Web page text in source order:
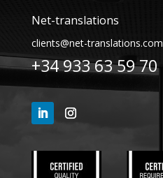
Net-translations
clients@net-translations.com
+34 933 63 59 70